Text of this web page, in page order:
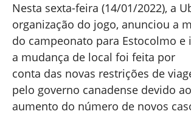
Nesta sexta-feira (14/01/2022), a
organização do jogo, anunciou a
do campeonato para Estocolmo
a mudança de local foi feita por
conta das novas restrições de
pelo governo canadense devido ao
aumento do número de novos